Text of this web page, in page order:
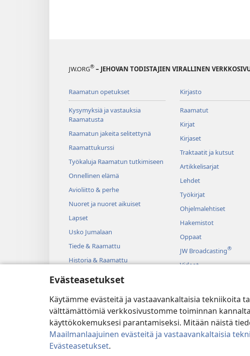
Evästeasetukset
Käytämme evästeitä ja vastaavankaltaisia tekniikoita
välttämättömiä verkkosivustomme toiminnan
käyttökokemuksesi parantamiseksi. Mitään näistä
Maailmanlaajuinen evästeitä ja vastaavankaltaisia
Evästeasetukset.
JW.ORG® – JEHOVAN TODISTAJIEN VIRALLINEN
Raamatun opetukset
Kysymyksiä ja vastauksia
Raamatusta
Raamatun jakeita selitettynä
Raamattukurssi
Työkaluja Raamatun tutkimiseen
Onnellinen elämä
Avioliitto & perhe
Nuoret ja nuoret aikuiset
Lapset
Usko Jumalaan
Tiede & Raamattu
Historia & Raamattu
Kirjasto
Raamatut
Kirjat
Kirjaset
Traktaatit ja kutsut
Artikkelisarjat
Lehdet
Työkirjat
Ohjelmalehtiset
Hakemistot
Oppaat
JW Broadcasting®
Videot
Dramatisoitu